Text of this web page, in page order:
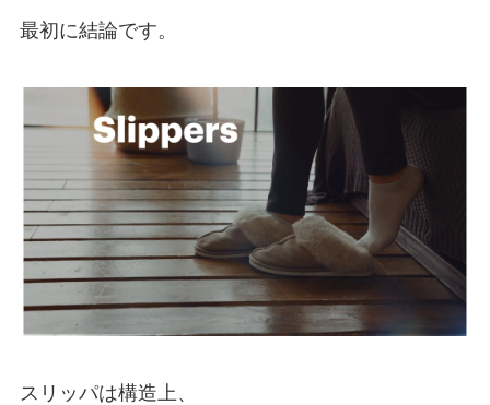
最初に結論です。
スリッパは構造上、